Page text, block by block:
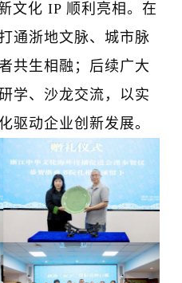
文化 IP 顺利亮相。在
通浙地文脉、城市脉
共生相融；后续广大
学、沙龙交流，以实
驱动企业创新发展。